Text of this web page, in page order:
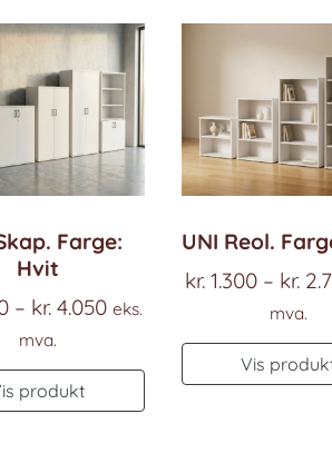
Farge:
Hvit
– kr. 4.050Prisområde:
kr. 2.300
til
eks.
mva.
produkt
Dette
produktet
UNI Reol.
kr.1.300 – kr.
mva.
Vis